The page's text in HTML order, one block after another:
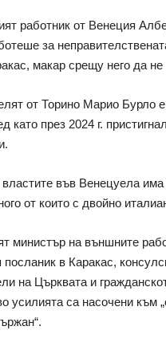
работник от Венеция
за
макар срещу него да
от Торино Марио Бурло
като през 2024 г.
във Венецуела
от които с двойно
министър на външните
посланик в Каракас,
на Църквата и
усилията са насочени към